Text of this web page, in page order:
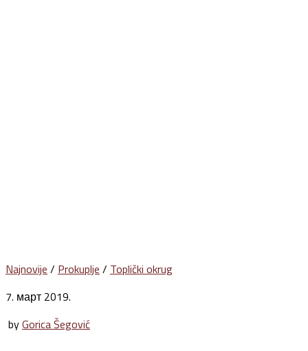
Najnovije / Prokuplje / Toplički okrug
7. март 2019.
byGorica Šegović